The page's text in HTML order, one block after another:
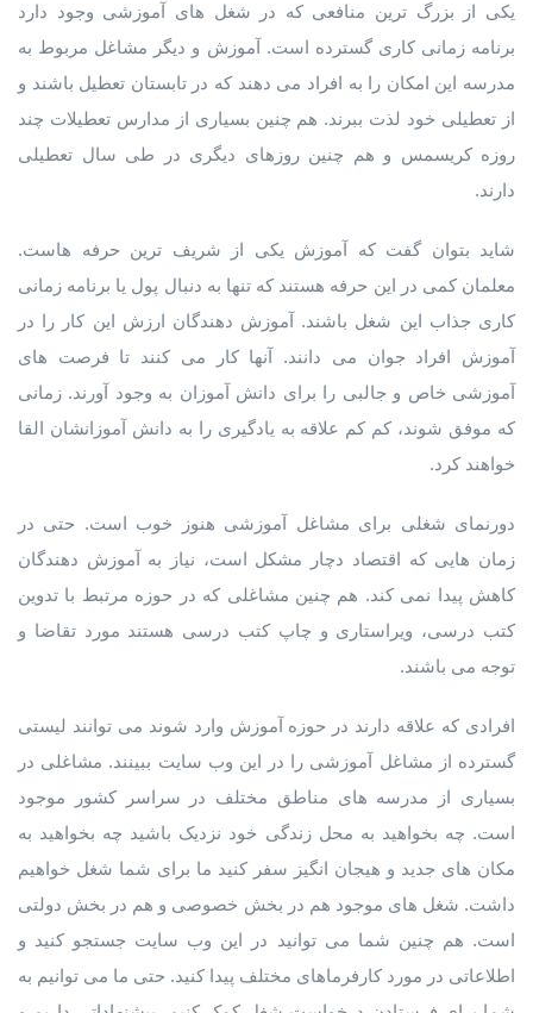
یکی از بزرگ ترین منافعی که در شغل های آموزشی وجود دارد
برنامه زمانی کاری گسترده است. آموزش و دیگر مشاغل مربوط به
مدرسه این امکان را به افراد می دهند که در تابستان تعطیل باشند و
از تعطیلی خود لذت ببرند. هم چنین بسیاری از مدارس تعطیلات چند
روزه کریسمس و هم چنین روزهای دیگری در طی سال تعطیلی
دارند.
شاید بتوان گفت که آموزش یکی از شریف ترین حرفه هاست.
معلمان کمی در این حرفه هستند که تنها به دنبال پول یا برنامه زمانی
کاری جذاب این شغل باشند. آموزش دهندگان ارزش این کار را در
آموزش افراد جوان می دانند. آنها کار می کنند تا فرصت های
آموزشی خاص و جالبی را برای دانش آموزان به وجود آورند. زمانی
که موفق شوند، کم کم علاقه به یادگیری را به دانش آموزانشان القا
خواهند کرد.
دورنمای شغلی برای مشاغل آموزشی هنوز خوب است. حتی در
زمان هایی که اقتصاد دچار مشکل است، نیاز به آموزش دهندگان
کاهش پیدا نمی کند. هم چنین مشاغلی که در حوزه مرتبط با تدوین
کتب درسی، ویراستاری و چاپ کتب درسی هستند مورد تقاضا و
توجه می باشند.
افرادی که علاقه دارند در حوزه آموزش وارد شوند می توانند لیستی
گسترده از مشاغل آموزشی را در این وب سایت ببینند. مشاغلی در
بسیاری از مدرسه های مناطق مختلف در سراسر کشور موجود
است. چه بخواهید به محل زندگی خود نزدیک باشید چه بخواهید به
مکان های جدید و هیجان انگیز سفر کنید ما برای شما شغل خواهیم
داشت. شغل های موجود هم در بخش خصوصی و هم در بخش دولتی
است. هم چنین شما می توانید در این وب سایت جستجو کنید و
اطلاعاتی در مورد کارفرماهای مختلف پیدا کنید. حتی ما می توانیم به